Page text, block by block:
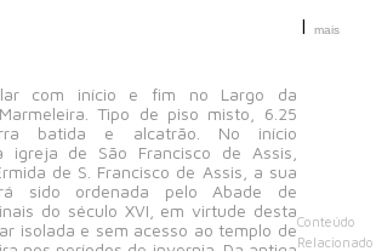
| mais
com início e fim no Largo da
Tipo de piso misto, 6.25
batida e alcatrão. No início
igreja de São Francisco de Assis,
de S. Francisco de Assis, a sua
sido ordenada pelo Abade de
do século XVI, em virtude desta
isolada e sem acesso ao templo deConteúdo
Relacionado